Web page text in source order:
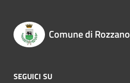
Comune di Rozzano
SEGUICI SU